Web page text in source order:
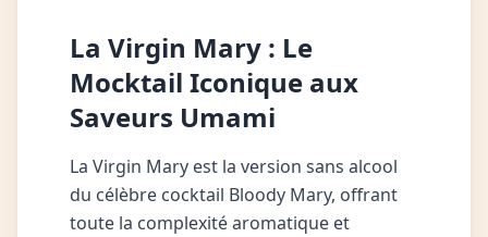
La Virgin Mary : Le
Mocktail Iconique aux
Saveurs Umami
La Virgin Mary est la version sans alcool
du célèbre cocktail Bloody Mary, offrant
toute la complexité aromatique et